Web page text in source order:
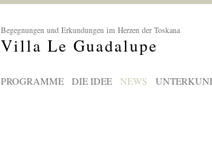
Begegnungen und Erkundungen im Herzen der Toskana
Villa Le Guadalupe
PROGRAMME DIE IDEE NEWS